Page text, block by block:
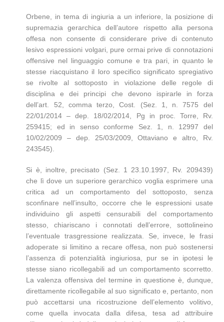
Orbene, in tema di ingiuria a un inferiore, la posizione di
supremazia gerarchica dell’autore rispetto alla persona
offesa non consente di considerare prive di contenuto
lesivo espressioni volgari, pure ormai prive di connotazioni
offensive nel linguaggio comune e tra pari, in quanto le
stesse riacquistano il loro specifico significato spregiativo
se rivolte al sottoposto in violazione delle regole di
disciplina e dei principi che devono ispirarle in forza
dell’art. 52, comma terzo, Cost. (Sez. 1, n. 7575 del
22/01/2014 – dep. 18/02/2014, Pg in proc. Torre, Rv.
259415; ed in senso conforme Sez. 1, n. 12997 del
10/02/2009 – dep. 25/03/2009, Ottaviano e altro, Rv.
243545).
Si è, inoltre, precisato (Sez. 1 23.10.1997, Rv. 209439)
che lì dove un superiore gerarchico voglia esprimere una
critica ad un comportamento del sottoposto, senza
sconfinare nell’insulto, occorre che le espressioni usate
individuino gli aspetti censurabili del comportamento
stesso, chiariscano i connotati dell’errore, sottolineino
l’eventuale trasgressione realizzata. Se, invece, le frasi
adoperate si limitino a recare offesa, non può sostenersi
l’assenza di potenzialità ingiuriosa, pur se in ipotesi le
stesse siano ricollegabili ad un comportamento scorretto.
La valenza offensiva del termine in questione è, dunque,
direttamente ricollegabile al suo significato e, pertanto, non
può accettarsi una ricostruzione dell’elemento volitivo,
come quella invocata dalla difesa, tesa ad attribuire